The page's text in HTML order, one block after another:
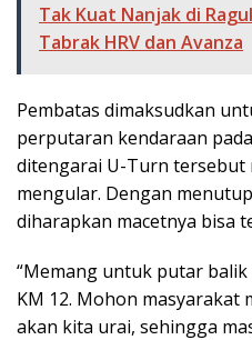
Tak Kuat Nanjak di
Tabrak HRV dan Avanza
Pembatas dimaksudkan
perputaran kendaraan
ditengarai U-Turn tersebut
mengular. Dengan
diharapkan macetnya bisa
“Memang untuk putar
KM 12. Mohon masyarakat
akan kita urai, sehingga